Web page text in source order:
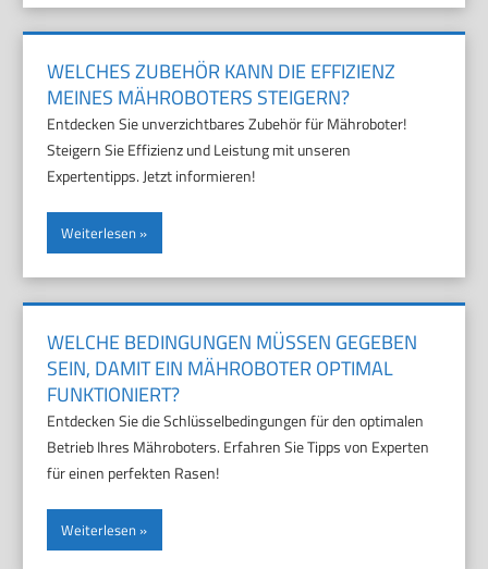
WELCHES ZUBEHÖR KANN DIE EFFIZIENZ
MEINES MÄHROBOTERS STEIGERN?
Entdecken Sie unverzichtbares Zubehör für Mähroboter!
Steigern Sie Effizienz und Leistung mit unseren
Expertentipps. Jetzt informieren!
Weiterlesen
WELCHE BEDINGUNGEN MÜSSEN GEGEBEN
SEIN, DAMIT EIN MÄHROBOTER OPTIMAL
FUNKTIONIERT?
Entdecken Sie die Schlüsselbedingungen für den optimalen
Betrieb Ihres Mähroboters. Erfahren Sie Tipps von Experten
für einen perfekten Rasen!
Weiterlesen